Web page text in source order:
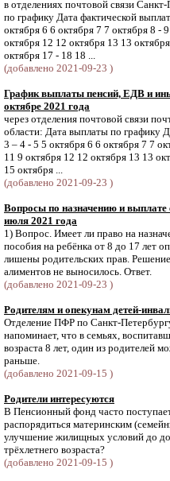
в отделениях почтовой связи
по графику Дата фактической
октября 6 6 октября 7 7 октября 8 -
октября 12 12 октября 13 13
октября 17 - 18 18 ...
(добавлено 2021-09-23 )
График выплаты пенсий, ЕДВ и
октябре 2021 года
через отделения почтовой связи
области: Дата выплаты по графику
3 – 4 - 5 5 октября 6 6 октября 7 7
11 9 октября 12 12 октября 13 13
15 октября ...
(добавлено 2021-09-23 )
Вопросы по назначению и выплате
июля 2021 года
1) Вопрос. Имеет ли право на
пособия на ребёнка от 8 до 17 лет
лишены родительских прав.
алиментов не выносилось. Ответ.
(добавлено 2021-09-23 )
Родителям и опекунам детей-
Отделение ПФР по Санкт-
напоминает, что в семьях,
возраста 8 лет, один из родителей
раньше.
(добавлено 2021-09-15 )
Родители интересуются
В Пенсионный фонд часто
распорядиться материнским
улучшение жилищных условий до
трёхлетнего возраста?
(добавлено 2021-09-15 )